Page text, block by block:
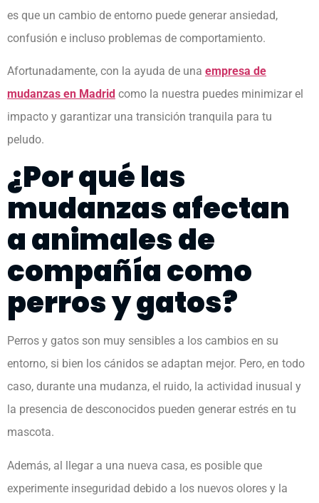
es que un cambio de entorno puede generar ansiedad,
confusión e incluso problemas de comportamiento.
Afortunadamente, con la ayuda de una empresa de
mudanzas en Madrid como la nuestra puedes minimizar el
impacto y garantizar una transición tranquila para tu
peludo.
¿Por qué las
mudanzas afectan
a animales de
compañía como
perros y gatos?
Perros y gatos son muy sensibles a los cambios en su
entorno, si bien los cánidos se adaptan mejor. Pero, en todo
caso, durante una mudanza, el ruido, la actividad inusual y
la presencia de desconocidos pueden generar estrés en tu
mascota.
Además, al llegar a una nueva casa, es posible que
experimente inseguridad debido a los nuevos olores y la